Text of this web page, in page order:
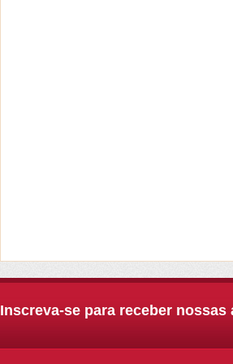
Inscreva-se para receber nossas